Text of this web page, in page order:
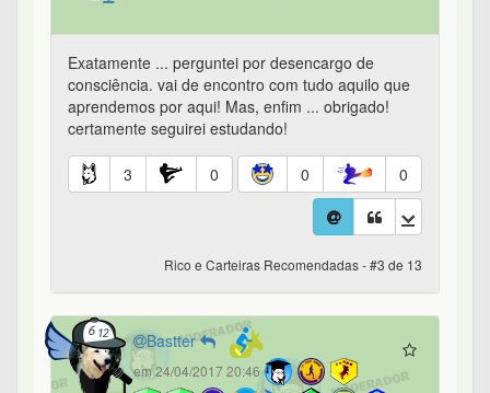
Exatamente ... perguntei por desencargo de
consciência. vai de encontro com tudo aquilo que
aprendemos por aqui! Mas, enfim ... obrigado!
certamente seguirei estudando!
3 0 0 0
Rico e Carteiras Recomendadas - #3 de 13
Bastter
em 24/04/2017 20:46